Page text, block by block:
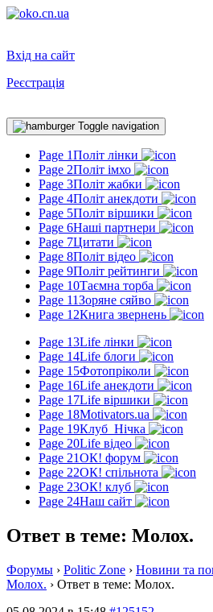
Вхід на сайт
Реєстрація
Toggle navigation
Page 1Політ лінки
Page 2Політ імхо
Page 3Політ жабки
Page 4Політ анекдоти
Page 5Політ віршики
Page 6Наші партнери
Page 7Цитати
Page 8Політ відео
Page 9Політ рейтинги
Page 10Таємна торба
Page 11Зоряне сяйво
Page 12Книга звернень
Page 13Life лінки
Page 14Life блоги
Page 15Фотопріколи
Page 16Life анекдоти
Page 17Life віршики
Page 18Motivators.ua
Page 19Клуб_Нічка
Page 20Life відео
Page 21ОК! форум
Page 22ОК! спільнота
Page 23ОК! клуб
Page 24Наш сайт
Ответ в теме: Молох.
Форумы › Politic Zone › Новини та
Молох. › Ответ в теме: Молох.